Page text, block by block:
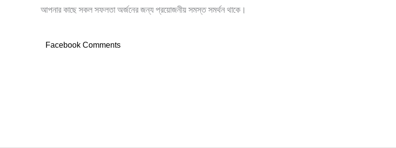
আপনার কাছে সকল সফলতা অর্জনের জন্য প্রয়োজনীয় সমস্ত সমর্থন থাকে।
Facebook Comments